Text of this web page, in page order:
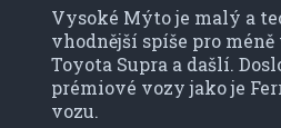
Vysoké Mýto je malý a
vhodnější spíše pro
Toyota Supra a dašlí.
prémiové vozy jako je
vozu.